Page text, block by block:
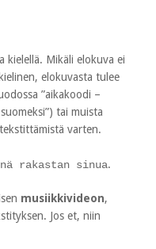
kielellä. Mikäli elokuva ei
elokuvasta tulee
”aikakoodi –
tai muista
varten.
rakastan sinua.
musiikkivideon,
Jos et, niin